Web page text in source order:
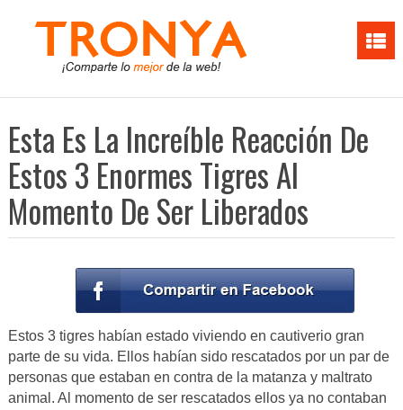
Esta Es La Increíble Reacción De
Estos 3 Enormes Tigres Al
Momento De Ser Liberados
Estos 3 tigres habían estado viviendo en cautiverio gran
parte de su vida. Ellos habían sido rescatados por un par de
personas que estaban en contra de la matanza y maltrato
animal. Al momento de ser rescatados ellos ya no contaban